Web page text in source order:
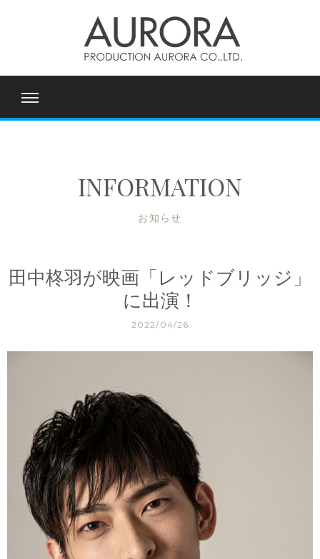
INFORMATION
お知らせ
田中柊羽が映画「レッドブリッジ」
に出演！
2022/04/26